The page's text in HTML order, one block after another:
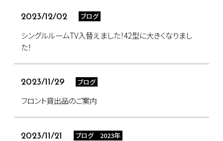
2023/12/02 ブログ
シングルルームTV入替えました！42型に大きくなりまし
た！
2023/11/29 ブログ
フロント貸出品のご案内
2023/11/21 ブログ 2023年